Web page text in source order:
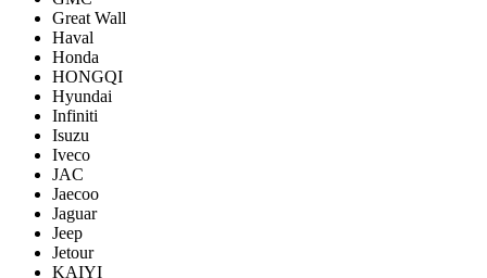
Great Wall
Haval
Honda
HONGQI
Hyundai
Infiniti
Isuzu
Iveco
JAC
Jaecoo
Jaguar
Jeep
Jetour
KAIYI